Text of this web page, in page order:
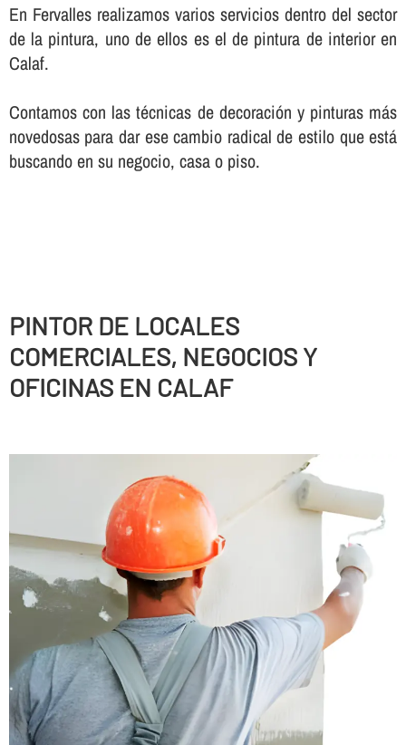
En Fervalles realizamos varios servicios dentro del sector
de la pintura, uno de ellos es el de pintura de interior en
Calaf.
Contamos con las técnicas de decoración y pinturas más
novedosas para dar ese cambio radical de estilo que está
buscando en su negocio, casa o piso.
PINTOR DE LOCALES
COMERCIALES, NEGOCIOS Y
OFICINAS EN CALAF